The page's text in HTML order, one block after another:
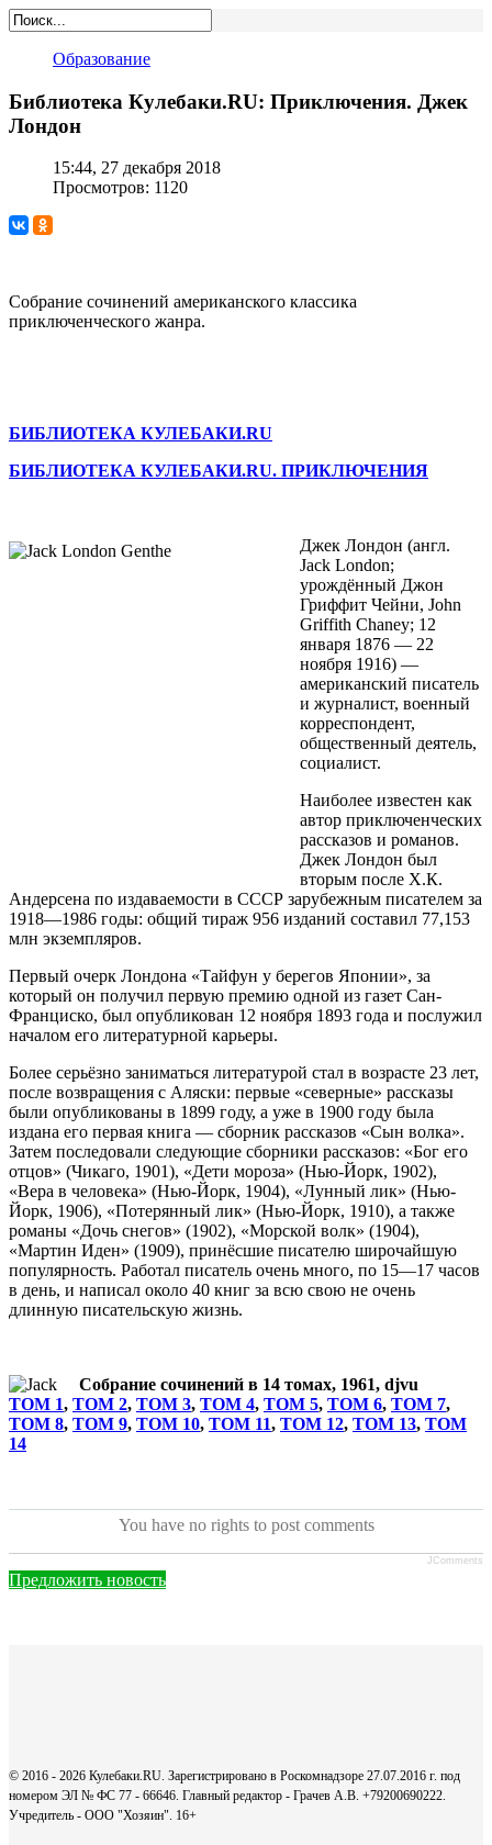
Образование
Библиотека Кулебаки.RU: Приключения. Джек
Лондон
15:44, 27 декабря 2018
Просмотров: 1120
Собрание сочинений американского классика
приключенческого жанра.
БИБЛИОТЕКА КУЛЕБАКИ.RU
БИБЛИОТЕКА КУЛЕБАКИ.RU. ПРИКЛЮЧЕНИЯ
Джек Лондон (англ.
Jack London;
урождённый Джон
Гриффит Чейни, John
Griffith Chaney; 12
января 1876 — 22
ноября 1916) —
американский писатель
и журналист, военный
корреспондент,
общественный деятель,
социалист.
Наиболее известен как
автор приключенческих
рассказов и романов.
Джек Лондон был
вторым после Х.К.
Андерсена по издаваемости в СССР зарубежным писателем за
1918—1986 годы: общий тираж 956 изданий составил 77,153
млн экземпляров.
Первый очерк Лондона «Тайфун у берегов Японии», за
который он получил первую премию одной из газет Сан-
Франциско, был опубликован 12 ноября 1893 года и послужил
началом его литературной карьеры.
Более серьёзно заниматься литературой стал в возрасте 23 лет,
после возвращения с Аляски: первые «северные» рассказы
были опубликованы в 1899 году, а уже в 1900 году была
издана его первая книга — сборник рассказов «Сын волка».
Затем последовали следующие сборники рассказов: «Бог его
отцов» (Чикаго, 1901), «Дети мороза» (Нью-Йорк, 1902),
«Вера в человека» (Нью-Йорк, 1904), «Лунный лик» (Нью-
Йорк, 1906), «Потерянный лик» (Нью-Йорк, 1910), а также
романы «Дочь снегов» (1902), «Морской волк» (1904),
«Мартин Иден» (1909), принёсшие писателю широчайшую
популярность. Работал писатель очень много, по 15—17 часов
в день, и написал около 40 книг за всю свою не очень
длинную писательскую жизнь.
Собрание сочинений в 14 томах, 1961, djvu
ТОМ 1, ТОМ 2, ТОМ 3, ТОМ 4, ТОМ 5, ТОМ 6, ТОМ 7,
ТОМ 8, ТОМ 9, ТОМ 10, ТОМ 11, ТОМ 12, ТОМ 13, ТОМ
14
You have no rights to post comments
JComments
Предложить новость
© 2016 - 2026 Кулебаки.RU. Зарегистрировано в Роскомнадзоре 27.07.2016 г. под
номером ЭЛ № ФС 77 - 66646. Главный редактор - Грачев А.В. +79200690222.
Учредитель - ООО "Хозяин". 16+